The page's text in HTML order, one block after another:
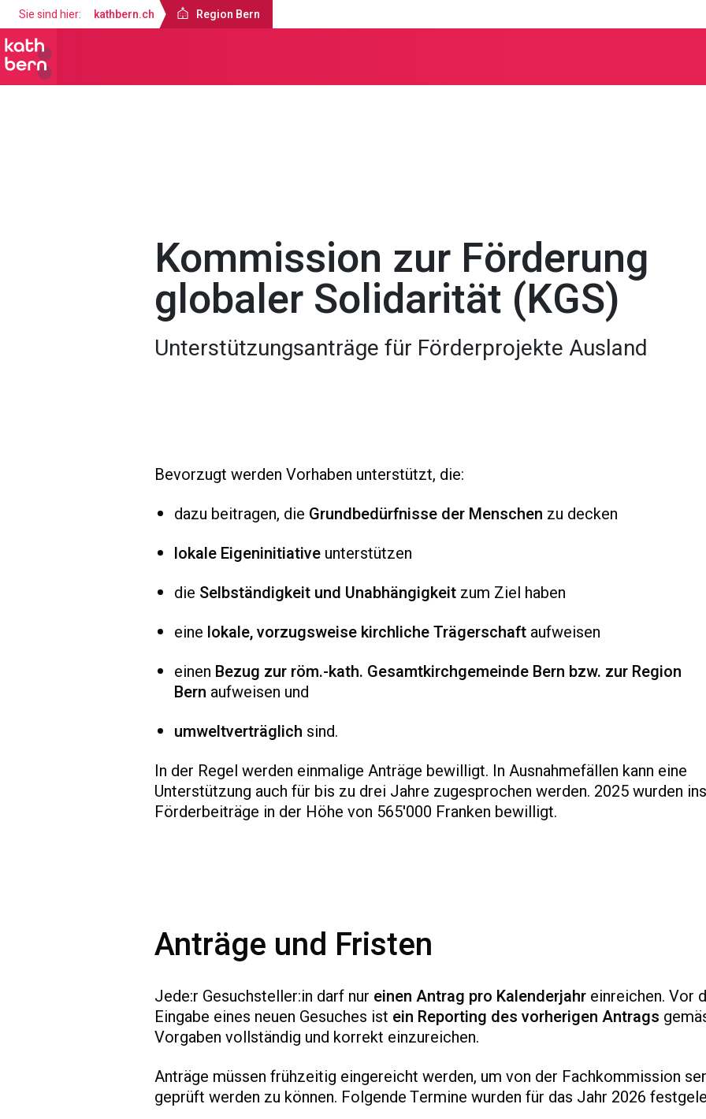
Sie sind hier: kathbern.ch Region Bern
Kommission zur Förderung
globaler Solidarität (KGS)
Unterstützungsanträge für Förderprojekte Ausland
Bevorzugt werden Vorhaben unterstützt, die:
dazu beitragen, die Grundbedürfnisse der Menschen zu decken
lokale Eigeninitiative unterstützen
die Selbständigkeit und Unabhängigkeit zum Ziel haben
eine lokale, vorzugsweise kirchliche Trägerschaft aufweisen
einen Bezug zur röm.-kath. Gesamtkirchgemeinde Bern bzw. zur Region
Bern aufweisen und
umweltverträglich sind.
In der Regel werden einmalige Anträge bewilligt. In Ausnahmefällen kann eine
Unterstützung auch für bis zu drei Jahre zugesprochen werden. 2025 wurden
Förderbeiträge in der Höhe von 565'000 Franken bewilligt.
Anträge und Fristen
Jede:r Gesuchsteller:in darf nur einen Antrag pro Kalenderjahr einreichen. Vor
Eingabe eines neuen Gesuches ist ein Reporting des vorherigen Antrags
Vorgaben vollständig und korrekt einzureichen.
Anträge müssen frühzeitig eingereicht werden, um von der Fachkommission
geprüft werden zu können. Folgende Termine wurden für das Jahr 2026